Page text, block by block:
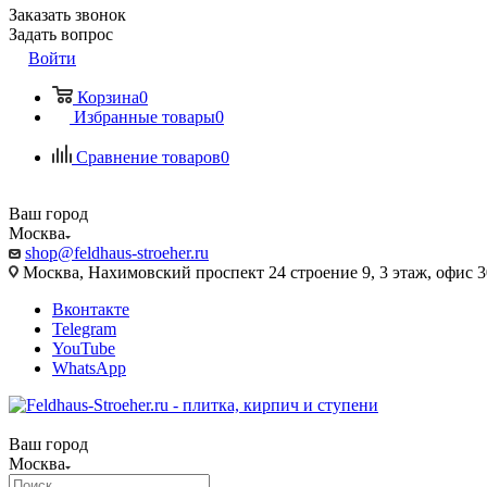
Заказать звонок
Задать вопрос
Войти
Корзина0
Избранные товары0
Сравнение товаров0
Ваш город
Москва
shop@feldhaus-stroeher.ru
Москва, Нахимовский проспект 24 строение 9, 3 этаж, офис
Вконтакте
Telegram
YouTube
WhatsApp
Ваш город
Москва